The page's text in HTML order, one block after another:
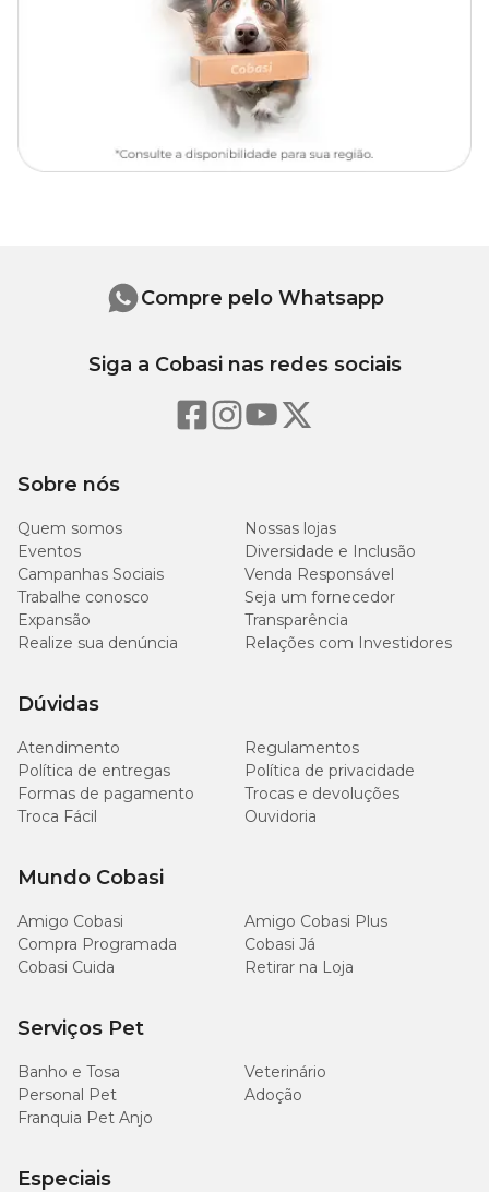
Sobre nós
Quem somos
Nossas lojas
Eventos
Diversidade e Inclusão
Campanhas Sociais
Venda Responsável
Trabalhe conosco
Seja um fornecedor
Expansão
Transparência
Realize sua denúncia
Relações com Investidores
Dúvidas
Atendimento
Regulamentos
Política de entregas
Política de privacidade
Formas de pagamento
Trocas e devoluções
Troca Fácil
Ouvidoria
Mundo Cobasi
Amigo Cobasi
Amigo Cobasi Plus
Compra Programada
Cobasi Já
Cobasi Cuida
Retirar na Loja
Serviços Pet
Banho e Tosa
Veterinário
Personal Pet
Adoção
Franquia Pet Anjo
Especiais
Compre pelo Whatsapp
Siga a Cobasi nas redes sociais